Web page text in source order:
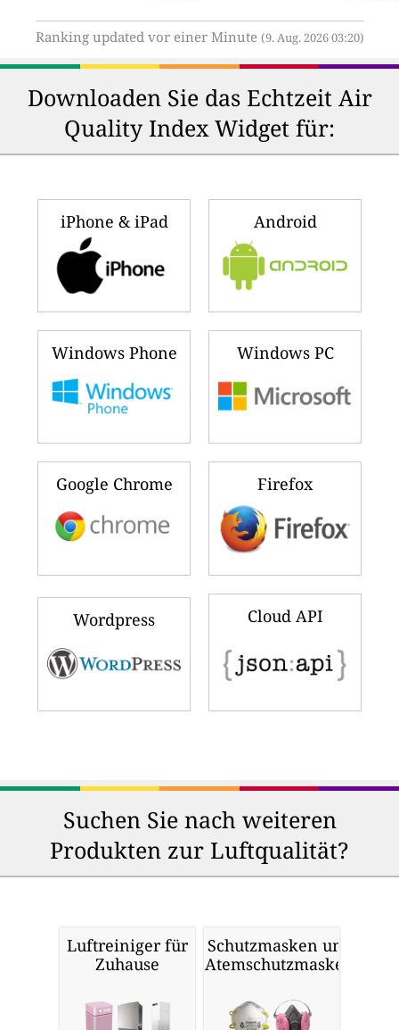
Ranking updated vor einer Minute (9. Aug. 2026 03:20)
Downloaden Sie das Echtzeit Air
Quality Index Widget für:
iPhone & iPad Android
Windows Phone Windows PC
Google Chrome Firefox
Wordpress Cloud API
Suchen Sie nach weiteren
Produkten zur Luftqualität?
Luftreiniger für
Zuhause
Schutzmasken und
Atemschutzmasken